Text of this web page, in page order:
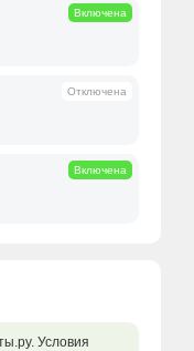
Включена
Отключена
Включена
Условия